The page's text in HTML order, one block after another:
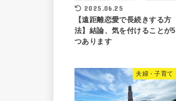
2025.06.25
【遠距離恋愛で長続きする方
法】結論、気を付けることが5
つあります
夫婦・子育て